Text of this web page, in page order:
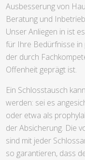
Ausbesserung von
Beratung und
Unser Anliegen in ist
für Ihre Bedürfnisse
der durch
Offenheit geprägt ist.
Ein Schlosstausch
werden: sei es
oder etwa als
der Absicherung. Die
sind mit jeder
so garantieren, dass